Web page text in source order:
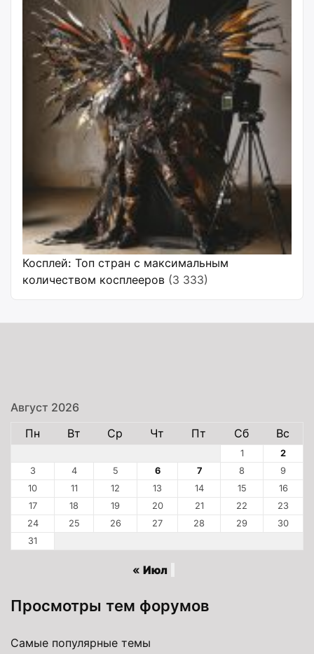
Косплей: Топ стран с максимальным
количеством косплееров (3 333)
Август 2026
Пн
Вт Ср Чт Пт Сб Вс
1
2
3
4 5 6 7 8
9
10
11 12 13 14 15
16
17
18 19 20 21 22
23
24
25 26 27 28 29
30
31
« Июл
Просмотры тем форумов
Самые популярные темы